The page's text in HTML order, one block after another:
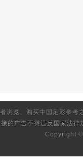
浏览、购买中国足彩参
的广告不得违反国家法律
Copyright